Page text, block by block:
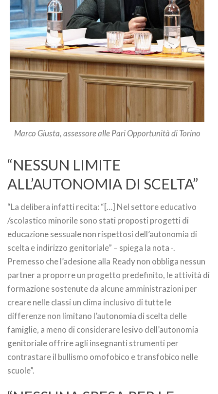
Marco Giusta, assessore alle Pari Opportunità di Torino
“NESSUN LIMITE
ALL’AUTONOMIA DI SCELTA”
“La delibera infatti recita: “[…] Nel settore educativo
/scolastico minorile sono stati proposti progetti di
educazione sessuale non rispettosi dell’autonomia di
scelta e indirizzo genitoriale” – spiega la nota -.
Premesso che l’adesione alla Ready non obbliga nessun
partner a proporre un progetto predefinito, le attività di
formazione sostenute da alcune amministrazioni per
creare nelle classi un clima inclusivo di tutte le
differenze non limitano l’autonomia di scelta delle
famiglie, a meno di considerare lesivo dell’autonomia
genitoriale offrire agli insegnanti strumenti per
contrastare il bullismo omofobico e transfobico nelle
scuole”.